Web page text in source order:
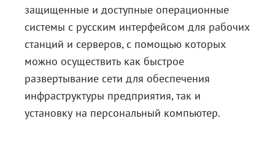
защищенные и доступные операционные
системы с русским интерфейсом для рабочих
станций и серверов, с помощью которых
можно осуществить как быстрое
развертывание сети для обеспечения
инфраструктуры предприятия, так и
установку на персональный компьютер.